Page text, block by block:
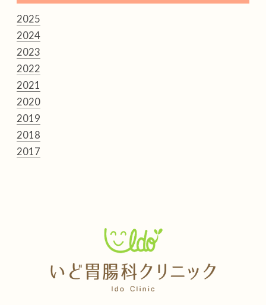
2025
2024
2023
2022
2021
2020
2019
2018
2017